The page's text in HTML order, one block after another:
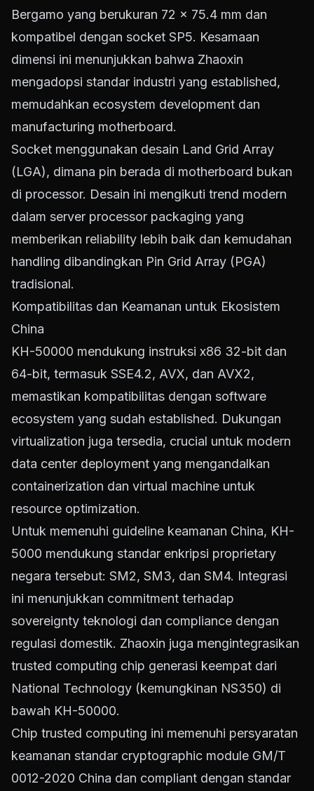
Bergamo yang berukuran 72 x 75.4 mm dan
kompatibel dengan socket SP5. Kesamaan
dimensi ini menunjukkan bahwa Zhaoxin
mengadopsi standar industri yang established,
memudahkan ecosystem development dan
manufacturing motherboard.
Socket menggunakan desain Land Grid Array
(LGA), dimana pin berada di motherboard bukan
di processor. Desain ini mengikuti trend modern
dalam server processor packaging yang
memberikan reliability lebih baik dan kemudahan
handling dibandingkan Pin Grid Array (PGA)
tradisional.
Kompatibilitas dan Keamanan untuk Ekosistem
China
KH-50000 mendukung instruksi x86 32-bit dan
64-bit, termasuk SSE4.2, AVX, dan AVX2,
memastikan kompatibilitas dengan software
ecosystem yang sudah established. Dukungan
virtualization juga tersedia, crucial untuk modern
data center deployment yang mengandalkan
containerization dan virtual machine untuk
resource optimization.
Untuk memenuhi guideline keamanan China, KH-
5000 mendukung standar enkripsi proprietary
negara tersebut: SM2, SM3, dan SM4. Integrasi
ini menunjukkan commitment terhadap
sovereignty teknologi dan compliance dengan
regulasi domestik. Zhaoxin juga mengintegrasikan
trusted computing chip generasi keempat dari
National Technology (kemungkinan NS350) di
bawah KH-50000.
Chip trusted computing ini memenuhi persyaratan
keamanan standar cryptographic module GM/T
0012-2020 China dan compliant dengan standar